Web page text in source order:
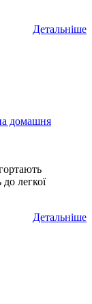
Детальніше
домашня
легкої
Детальніше